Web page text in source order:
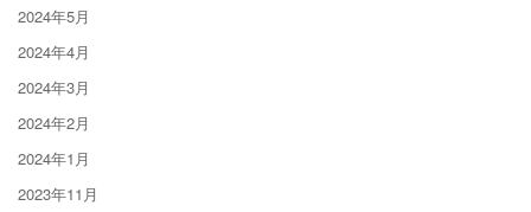
2024年5月
2024年4月
2024年3月
2024年2月
2024年1月
2023年11月